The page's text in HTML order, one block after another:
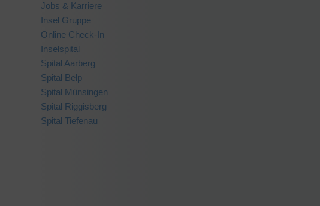
Jobs & Karriere
Insel Gruppe
Online Check-In
Inselspital
Spital Aarberg
Spital Belp
Spital Münsingen
Spital Riggisberg
Spital Tiefenau